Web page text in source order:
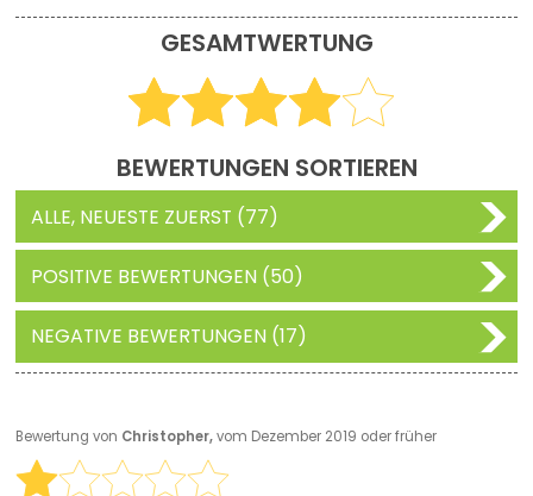
GESAMTWERTUNG
BEWERTUNGEN SORTIEREN
ALLE, NEUESTE ZUERST (77)
POSITIVE BEWERTUNGEN (50)
NEGATIVE BEWERTUNGEN (17)
Bewertung von Christopher,vom Dezember 2019 oder früher